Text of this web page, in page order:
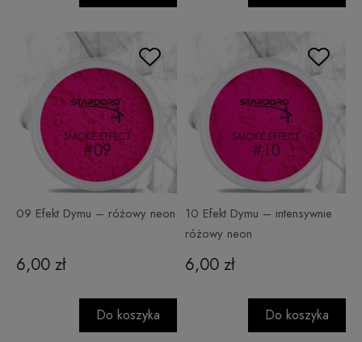
09 Efekt Dymu – różowy neon
6,00 zł
Do koszyka
10 Efekt Dymu – intensywnie
różowy neon
6,00 zł
Do koszyka